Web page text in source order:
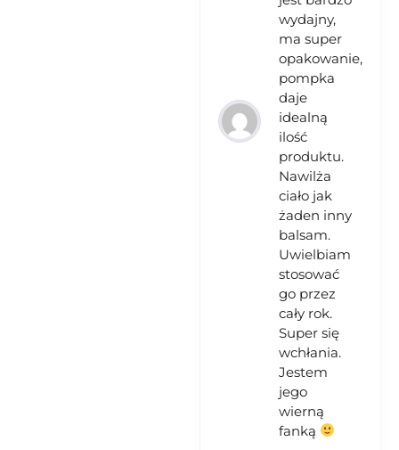
wydajny,
ma super
opakowanie,
pompka
daje
idealną
ilość
produktu.
Nawilża
ciało jak
żaden inny
balsam.
Uwielbiam
stosować
go przez
cały rok.
Super się
wchłania.
Jestem
jego
wierną
fanką